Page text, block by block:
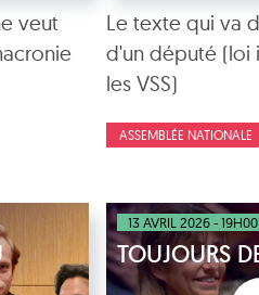
veut
Le texte qui va
d'un député (loi
les VSS)
ASSEMBLÉE NATIONALE
13 AVRIL 2026 - 19H00
TOUJOURS